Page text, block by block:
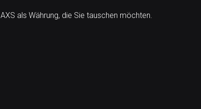
AXS als Währung, die Sie tauschen möchten.